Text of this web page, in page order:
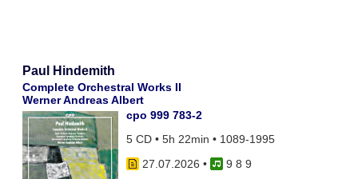
Paul Hindemith
Complete Orchestral Works II
Werner Andreas Albert
cpo 999 783-2
5 CD • 5h 22min • 1089-1995
27.07.2026 •
9 8 9